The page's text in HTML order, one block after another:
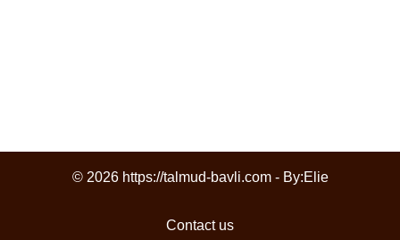
© 2026 https://talmud-bavli.com - By:Elie
Contact us